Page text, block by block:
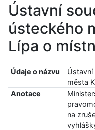
Ústavní
ústeckého
Lípa o
Údaje o názvu
Ústavní
města
Anotace
na